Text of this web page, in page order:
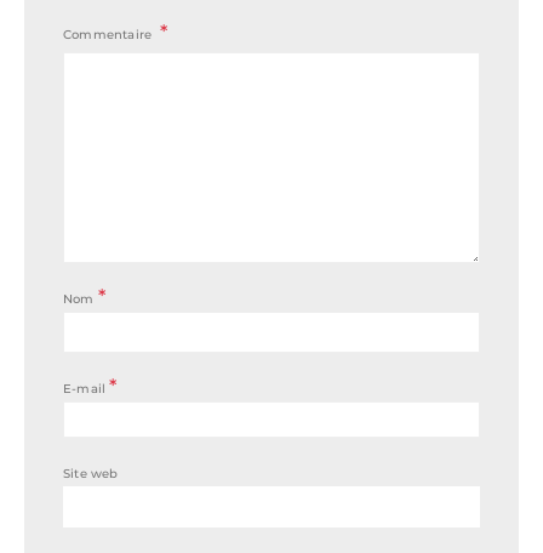
Commentaire
Nom *
E-mail*
Site web